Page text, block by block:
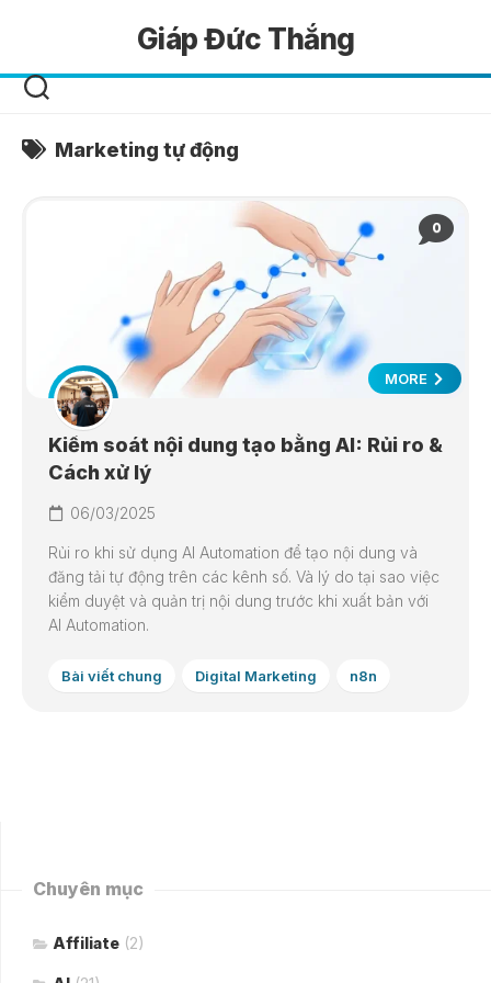
Giáp Đức Thắng
Marketing tự động
0
MORE
Kiểm soát nội dung tạo bằng AI: Rủi ro &
Cách xử lý
06/03/2025
Rủi ro khi sử dụng AI Automation để tạo nội dung và
đăng tải tự động trên các kênh số. Và lý do tại sao việc
kiểm duyệt và quản trị nội dung trước khi xuất bản với
AI Automation.
Bài viết chung Digital Marketing n8n
Chuyên mục
Affiliate (2)